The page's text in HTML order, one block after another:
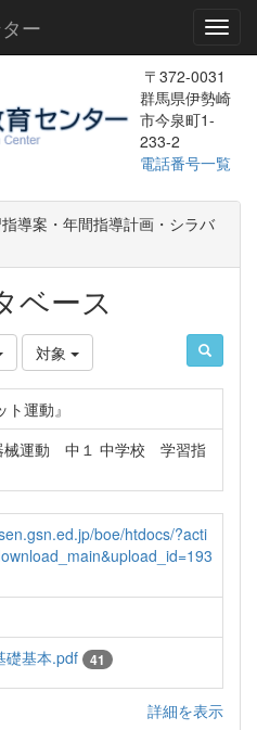
ー
〒372-0031
群馬県伊勢崎
市今泉町1-
233-2
電話番号一覧
導案・年間指導計画・シラバ
ベース
対象
運動』
運動 中１ 中学校 学習指
boe/htdocs/?acti
礎基本.pdf 41
詳細を表示